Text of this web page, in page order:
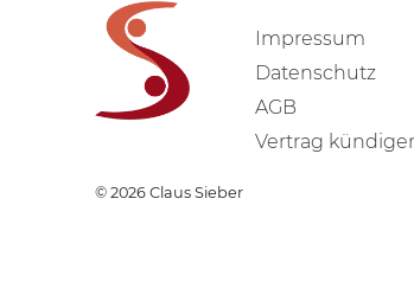
Impressum
Datenschutz
AGB
Vertrag
© 2026 Claus Sieber